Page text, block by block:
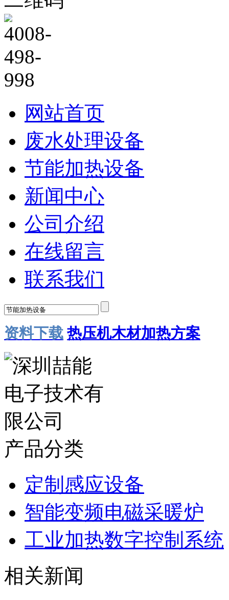
网站首页
废水处理设备
节能加热设备
新闻中心
公司介绍
在线留言
联系我们
资料下载 热压机木材加热方案
产品分类
定制感应设备
智能变频电磁采暖炉
工业加热数字控制系统
相关新闻